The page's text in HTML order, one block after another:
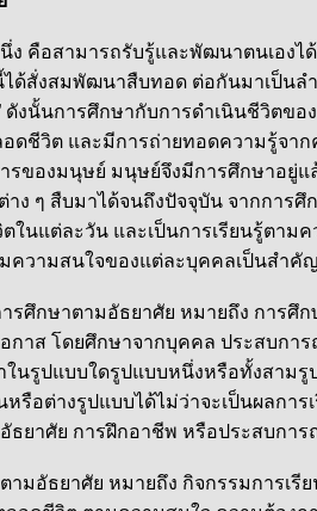
มารถรับรู้และพัฒนาตนเองได้อย่
ด้สั่งสมพัฒนาสืบทอด ต่อกันมาเป็นล
ดังนั้นการศึกษากับการดำเนินชีวิตข
ดชีวิต และมีการถ่ายทอดความรู้จา
รของมนุษย์ มนุษย์จึงมีการศึกษาอยู่
ง ๆ สืบมาได้จนถึงปัจจุบัน จากการ
ในแต่ละวัน และเป็นการเรียนรู้ตาม
ความสนใจของแต่ละบุคคลเป็นสำคั
าตามอัธยาศัย หมายถึง การศึกษ
กาส โดยศึกษาจากบุคคล ประสบกา
นรูปแบบใดรูปแบบหนึ่งหรือทั้งสามรู
รือต่างรูปแบบได้ไม่ว่าจะเป็นผลกา
ธยาศัย การฝึกอาชีพ หรือประสบกา
ยาศัย หมายถึง กิจกรรมการเรีย